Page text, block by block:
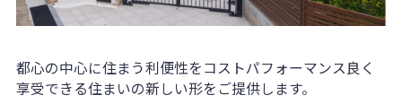
都心の中心に住まう利便性をコストパフォーマンス良く
享受できる住まいの新しい形をご提供します。